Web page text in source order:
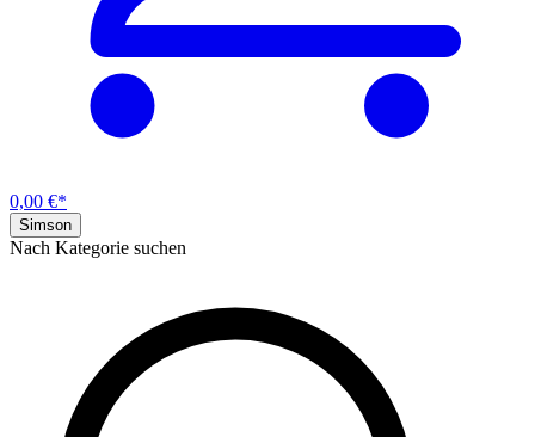
0,00 €*
Simson
Nach Kategorie suchen